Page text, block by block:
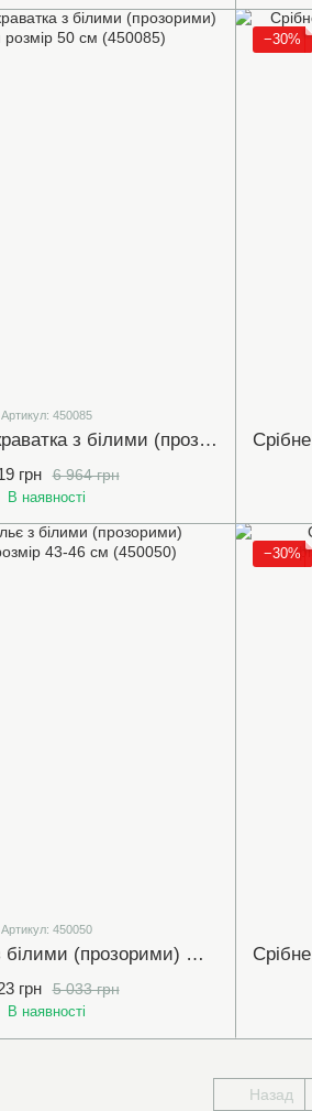
Артикул: 450085
Срібне кольє-краватка з білими (прозорими) фіанітами розмір 50 см (450085)
6 964 грн
грн
В наявності
−30%
Артикул: 450050
Срібне кольє з білими (прозорими) фіанітами розмір 43-46 см (450050)
5 033 грн
грн
В наявності
−30%
Назад